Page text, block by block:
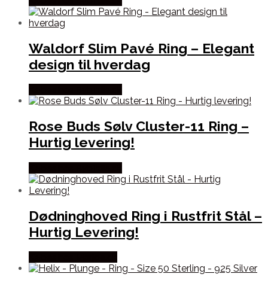
Waldorf Slim Pavé Ring – Elegant
design til hverdag
Rose Buds Sølv Cluster-11 Ring –
Hurtig levering!
Dødninghoved Ring i Rustfrit Stål –
Hurtig Levering!